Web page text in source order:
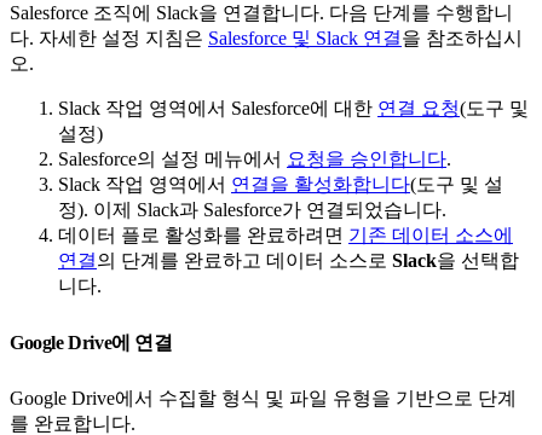
Salesforce 조직에 Slack을 연결합니다. 다음 단계를 수행합니
다. 자세한 설정 지침은 Salesforce 및 Slack 연결을 참조하십시
오.
Slack 작업 영역에서 Salesforce에 대한 연결 요청(도구 및
설정)
Salesforce의 설정 메뉴에서 요청을 승인합니다.
Slack 작업 영역에서 연결을 활성화합니다(도구 및 설
정). 이제 Slack과 Salesforce가 연결되었습니다.
데이터 플로 활성화를 완료하려면 기존 데이터 소스에
연결의 단계를 완료하고 데이터 소스로 Slack을 선택합
니다.
Google Drive에 연결
Google Drive에서 수집할 형식 및 파일 유형을 기반으로 단계
를 완료합니다.